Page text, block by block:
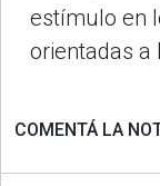
estímulo en
orientadas a
COMENTÁ LA